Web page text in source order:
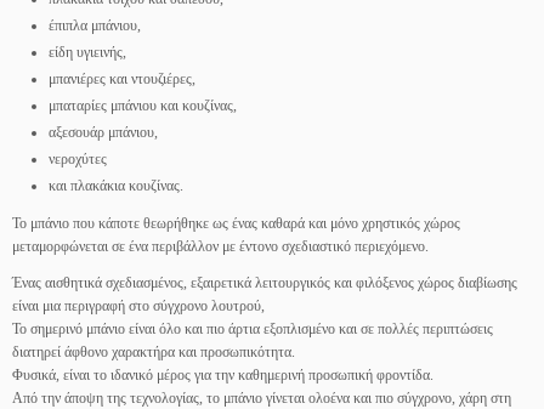
έπιπλα μπάνιου,
είδη υγιεινής,
μπανιέρες και ντουζιέρες,
μπαταρίες μπάνιου και κουζίνας,
αξεσουάρ μπάνιου,
νεροχύτες
και πλακάκια κουζίνας.
Το μπάνιο που κάποτε θεωρήθηκε ως ένας καθαρά και μόνο χρηστικός χώρος
μεταμορφώνεται σε ένα περιβάλλον με έντονο σχεδιαστικό περιεχόμενο.
Ένας αισθητικά σχεδιασμένος, εξαιρετικά λειτουργικός και φιλόξενος χώρος διαβίωσης
είναι μια περιγραφή στο σύγχρονο λουτρού,
Το σημερινό μπάνιο είναι όλο και πιο άρτια εξοπλισμένο και σε πολλές περιπτώσεις
διατηρεί άφθονο χαρακτήρα και προσωπικότητα.
Φυσικά, είναι το ιδανικό μέρος για την καθημερινή προσωπική φροντίδα.
Από την άποψη της τεχνολογίας, το μπάνιο γίνεται ολοένα και πιο σύγχρονο, χάρη στη